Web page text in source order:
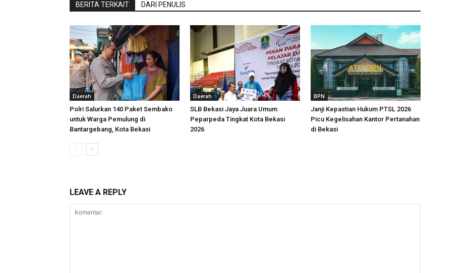
BERITA TERKAIT DARI PENULIS
Daerah
Polri Salurkan 140 Paket Sembako
untuk Warga Pemulung di
Bantargebang, Kota Bekasi
Daerah
SLB Bekasi Jaya Juara Umum
Peparpeda Tingkat Kota Bekasi
2026
BPN
Janji Kepastian Hukum PTSL 2026
Picu Kegelisahan Kantor Pertanahan
di Bekasi
LEAVE A REPLY